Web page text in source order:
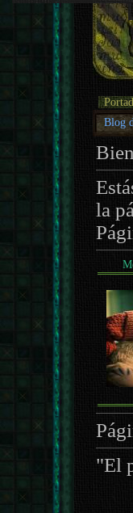
Blog
la
"El